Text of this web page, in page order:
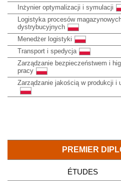
Inżynier optymalizacji i symulacji
Logistyka procesów
dystrybucyjnych
Menedżer logistyki
Transport i spedycja
Zarządzanie bezpieczeństwem i
pracy
Zarządzanie jakością w produkcji i
PREMIER
ÉTUDES